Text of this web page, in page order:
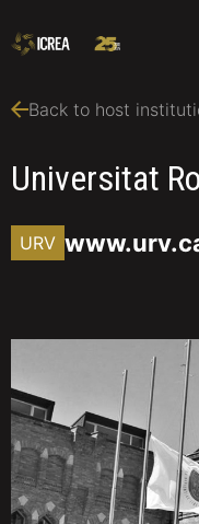
Back to host
Universitat
URV